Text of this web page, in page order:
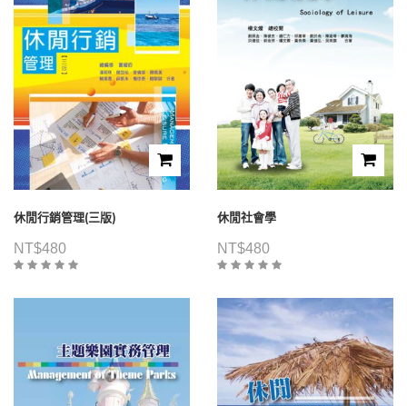
休閒行銷管理(三版)
NT$480
休閒社會學
NT$480